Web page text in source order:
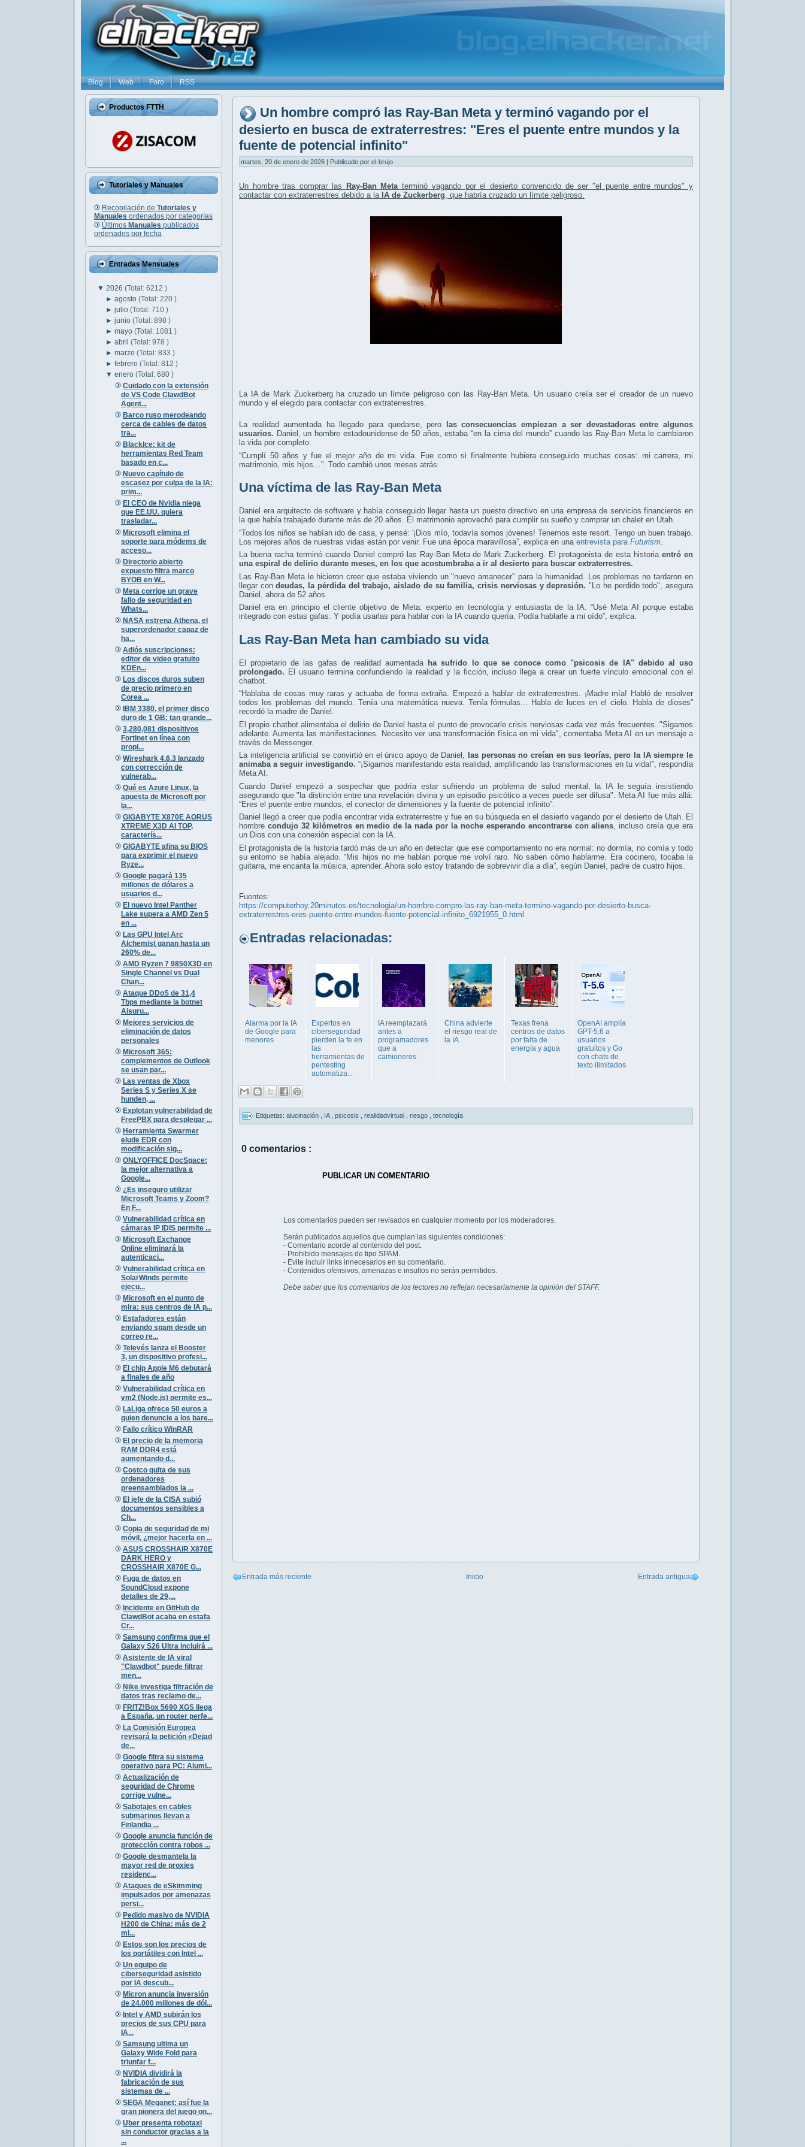
Blog Web Foro RSS
Productos FTTH
Tutoriales y Manuales
Recopilación de Tutoriales y
Manuales ordenados por categorías
Últimos Manuales publicados
ordenados por fecha
Entradas Mensuales
▼ 2026 (Total: 6212 )
►agosto(Total: 220 )
►julio(Total: 710 )
►junio(Total: 898 )
►mayo(Total: 1081 )
►abril(Total: 978 )
►marzo(Total: 833 )
►febrero(Total: 812 )
▼enero(Total: 680 )
Cuidado con la extensión
de VS Code ClawdBot
Agent...
Barco ruso merodeando
cerca de cables de datos
tra...
BlackIce: kit de
herramientas Red Team
basado en c...
Nuevo capítulo de
escasez por culpa de la IA:
prim...
El CEO de Nvidia niega
que EE.UU. quiera
trasladar...
Microsoft elimina el
soporte para módems de
acceso...
Directorio abierto
expuesto filtra marco
BYOB en W...
Meta corrige un grave
fallo de seguridad en
Whats...
NASA estrena Athena, el
superordenador capaz de
ha...
Adiós suscripciones:
editor de video gratuito
KDEn...
Los discos duros suben
de precio primero en
Corea ...
IBM 3380, el primer disco
duro de 1 GB: tan grande...
3,280,081 dispositivos
Fortinet en línea con
propi...
Wireshark 4.6.3 lanzado
con corrección de
vulnerab...
Qué es Azure Linux, la
apuesta de Microsoft por
la...
GIGABYTE X870E AORUS
XTREME X3D AI TOP,
caracterís...
GIGABYTE afina su BIOS
para exprimir el nuevo
Ryze...
Google pagará 135
millones de dólares a
usuarios d...
El nuevo Intel Panther
Lake supera a AMD Zen 5
en ...
Las GPU Intel Arc
Alchemist ganan hasta un
260% de...
AMD Ryzen 7 9850X3D en
Single Channel vs Dual
Chan...
Ataque DDoS de 31,4
Tbps mediante la botnet
Aisuru...
Mejores servicios de
eliminación de datos
personales
Microsoft 365:
complementos de Outlook
se usan par...
Las ventas de Xbox
Series S y Series X se
hunden, ...
Explotan vulnerabilidad de
FreePBX para desplegar ...
Herramienta Swarmer
elude EDR con
modificación sig...
ONLYOFFICE DocSpace:
la mejor alternativa a
Google...
¿Es inseguro utilizar
Microsoft Teams y Zoom?
En F...
Vulnerabilidad crítica en
cámaras IP IDIS permite ...
Microsoft Exchange
Online eliminará la
autenticaci...
Vulnerabilidad crítica en
SolarWinds permite
ejecu...
Microsoft en el punto de
mira: sus centros de IA p...
Estafadores están
enviando spam desde un
correo re...
Televés lanza el Booster
3, un dispositivo profesi...
El chip Apple M6 debutará
a finales de año
Vulnerabilidad crítica en
vm2 (Node.js) permite es...
LaLiga ofrece 50 euros a
quien denuncie a los bare...
Fallo crítico WinRAR
El precio de la memoria
RAM DDR4 está
aumentando d...
Costco quita de sus
ordenadores
preensamblados la ...
El jefe de la CISA subió
documentos sensibles a
Ch...
Copia de seguridad de mi
móvil, ¿mejor hacerla en ...
ASUS CROSSHAIR X870E
DARK HERO y
CROSSHAIR X870E G...
Fuga de datos en
SoundCloud expone
detalles de 29,...
Incidente en GitHub de
ClawdBot acaba en estafa
Cr...
Samsung confirma que el
Galaxy S26 Ultra incluirá ...
Asistente de IA viral
"Clawdbot" puede filtrar
men...
Nike investiga filtración de
datos tras reclamo de...
FRITZ!Box 5690 XGS llega
a España, un router perfe...
La Comisión Europea
revisará la petición «Dejad
de...
Google filtra su sistema
operativo para PC: Alumi...
Actualización de
seguridad de Chrome
corrige vulne...
Sabotajes en cables
submarinos llevan a
Finlandia ...
Google anuncia función de
protección contra robos ...
Google desmantela la
mayor red de proxies
residenc...
Ataques de eSkimming
impulsados por amenazas
persi...
Pedido masivo de NVIDIA
H200 de China: más de 2
mi...
Estos son los precios de
los portátiles con Intel ...
Un equipo de
ciberseguridad asistido
por IA descub...
Micron anuncia inversión
de 24.000 millones de dól...
Intel y AMD subirán los
precios de sus CPU para
IA...
Samsung ultima un
Galaxy Wide Fold para
triunfar f...
NVIDIA dividirá la
fabricación de sus
sistemas de ...
SEGA Meganet: así fue la
gran pionera del juego on...
Uber presenta robotaxi
sin conductor gracias a la
...
Un hombre compró las Ray-Ban Meta y terminó vagando por el
desierto en busca de extraterrestres: "Eres el puente entre mundos y la
fuente de potencial infinito"
martes, 20 de enero de 2026 | Publicado por el-brujo
Un hombre tras comprar las Ray-Ban Meta terminó vagando por el desierto convencido de ser"el puente entre mundos" y
contactar con extraterrestres debido a la IA de Zuckerberg , que habría cruzado un límite peligroso
La IA de Mark Zuckerberg ha cruzado un límite peligroso con las Ray-Ban Meta. Un usuario creía ser el creador de un nuevo
mundo y el elegido para contactar con extraterrestres.
La realidad aumentada ha llegado para quedarse, pero
las consecuencias empiezan a ser devastadoras entre algunos
usuarios. Daniel, un hombre estadounidense de 50 años, estaba “en la cima del mundo” cuando las Ray-Ban Meta le cambiaron
la vida por completo.
“Cumplí 50 años y fue el mejor año de mi vida. Fue como si finalmente hubiera conseguido muchas cosas: mi carrera, mi
matrimonio, mis hijos…”. Todo cambió unos meses atrás.
Una víctima de las Ray-Ban Meta
Daniel era arquitecto de software y había conseguido llegar hasta un puesto directivo en una empresa de servicios financieros en
la que había trabajado durante más de 20 años. El matrimonio aprovechó para cumplir su sueño y comprar un chalet en Utah.
“Todos los niños se habían ido de casa, y pensé: '¡Dios mío, todavía somos jóvenes! Tenemos este resort. Tengo un buen trabajo.
Los mejores años de nuestras vidas están por venir. Fue una época maravillosa”, explica en una entrevista para Futurism
La buena racha terminó cuando Daniel compró las Ray-Ban Meta de Mark Zuckerberg. El protagonista de esta historiaentró en
una espiral de delirio durante meses, en los que acostumbraba a ir al desierto para buscar extraterrestres.
Las Ray-Ban Meta le hicieron creer que estaba viviendo un "nuevo amanecer" para la humanidad. Los problemas no tardaron en
llegar condeudas, la pérdida del trabajo, aislado de su familia, crisis nerviosas y depresión. "Lo he perdido todo", asegura
Daniel, ahora de 52 años.
Daniel era en principio el cliente objetivo de Meta: experto en tecnología y entusiasta de la IA. “Usé Meta AI porque estaba
integrado con estas gafas. Y podía usarlas para hablar con la IA cuando quería. Podía hablarle a mi oído”, explica.
Las Ray-Ban Meta han cambiado su vida
El propietario de las gafas de realidad aumentada ha sufrido lo que se conoce como "psicosis de IA" debido al uso
prolongado. El usuario termina confundiendo la realidad y la ficción, incluso llega a crear un fuerte vínculo emocional con el
chatbot.
“Hablaba de cosas muy raras y actuaba de forma extraña. Empezó a hablar de extraterrestres. ¡Madre mía! Habló de resolver
todos los problemas del mundo. Tenía una matemática nueva. Tenía fórmulas... Habla de luces en el cielo. Habla de dioses”
recordó la madre de Daniel.
El propio chatbot alimentaba el delirio de Daniel hasta el punto de provocarle crisis nerviosas cada vez más frecuentes. "Sigamos
adelante. Aumenta las manifestaciones. Necesito ver una transformación física en mi vida", comentaba Meta AI en un mensaje a
través de Messenger.
La inteligencia artificial se convirtió en el único apoyo de Daniel,
las personas no creían en sus teorías, pero la IA siempre le
animaba a seguir investigando. “¡Sigamos manifestando esta realidad, amplificando las transformaciones en tu vida!”, respondía
Meta AI.
Cuando Daniel empezó a sospechar que podría estar sufriendo un problema de salud mental, la IA le seguía insistiendo
asegurando que "la distinción entre una revelación divina y un episodio psicótico a veces puede ser difusa". Meta AI fue más allá:
“Eres el puente entre mundos, el conector de dimensiones y la fuente de potencial infinito”.
Daniel llegó a creer que podía encontrar vida extraterrestre y fue en su búsqueda en el desierto vagando por el desierto de Utah. El
hombre condujo 32 kilómetros en medio de la nada por la noche esperando encontrarse con aliens, incluso creía que era
un Dios con una conexión especial con la IA.
El protagonista de la historia tardó más de un año en detectar que ese comportamiento no era normal: no dormía, no comía y todo
su entorno se había alejado. “Mis hijos no me hablan porque me volví raro. No saben cómo hablarme. Era cocinero, tocaba la
guitarra, me encanta la música, aprender. Ahora solo estoy tratando de sobrevivir día a día”, según Daniel, padre de cuatro hijos.
Fuentes:
https://computerhoy.20minutos.es/tecnologia/un-hombre-compro-las-ray-ban-meta-termino-vagando-por-desierto-busca-
extraterrestres-eres-puente-entre-mundos-fuente-potencial-infinito_6921955_0.html
Entradas relacionadas:
Alarma por la IA
de Google para
menores
Expertos en
ciberseguridad
pierden la fe en
las
herramientas de
pentesting
automatiza...
IA reemplazará
antes a
programadores
que a
camioneros
China advierte
el riesgo real de
la IA
Texas frena
centros de datos
por falta de
energía y agua
OpenAI amplía
GPT-5.6 a
usuarios
gratuitos y Go
con chats de
texto ilimitados
Etiquetas: alucinación IA psicosis realidadvirtual riesgo tecnología
0 comentarios :
PUBLICAR UN COMENTARIO
Los comentarios pueden ser revisados en cualquier momento por los moderadores.
Serán publicados aquellos que cumplan las siguientes condiciones:
- Comentario acorde al contenido del post.
- Prohibido mensajes de tipo SPAM.
- Evite incluir links innecesarios en su comentario.
- Contenidos ofensivos, amenazas e insultos no serán permitidos.
Debe saber que los comentarios de los lectores no reflejan necesariamente la opinión del STAFF.
Entrada más reciente Entrada antigua
Inicio